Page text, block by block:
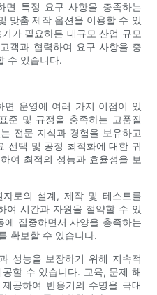
면 특정 요구 사항을 충족하는
맞춤 제작 옵션을 이용할 수 있
가 필요하든 대규모 산업 규모
객과 협력하여 요구 사항을 충
수 있습니다.
면 운영에 여러 가지 이점이 있
준 및 규정을 충족하는 고품질
전문 지식과 경험을 보유하고
선택 및 공정 최적화에 대한 귀
여 최적의 성능과 효율성을 보
로의 설계, 제작 및 테스트를
여 시간과 자원을 절약할 수 있
집중하면서 사양을 충족하는
확보할 수 있습니다.
성능을 보장하기 위해 지속적
할 수 있습니다. 교육, 문제 해
공하여 반응기의 수명을 극대